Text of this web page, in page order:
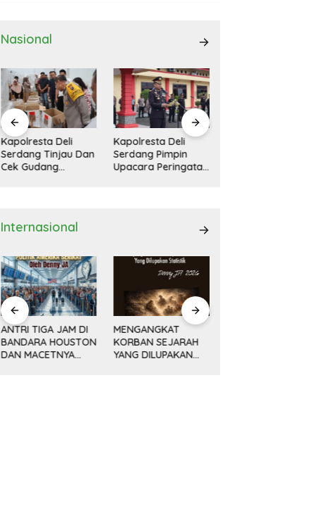
Nasional
Kapolresta Deli
Serdang Pimpin
Upacara Peringatan
11 Rumah Rusak
Diterjang Bandang
Di Tanah Pinem
Internasional
MENGANGKAT
KORBAN SEJARAH
YANG DILUPAKAN
AWAL KEMAJUAN
CINA DAN REVOLUSI
DAMAI DENG